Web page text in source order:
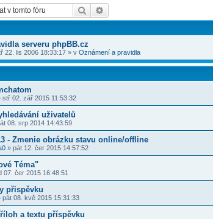
Hledat
serveru phpBB.cz
22. lis 2006 18:33:17 » v Oznámení a pravidla
stř 02. zář 2015 11:53:32
uživatelů
08. srp 2014 14:43:59
- Zmenie obrázku stavu online/offline
» pát 12. čer 2015 14:57:52
Téma"
07. čer 2015 16:48:51
přispěvku
pát 08. kvě 2015 15:31:33
a textu příspěvku